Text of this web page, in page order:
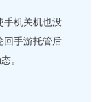
手机关机也没
回手游托管后
。